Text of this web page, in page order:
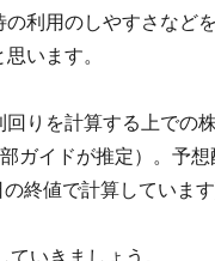
の利用のしやすさなど
思います。
りを計算する上での
ガイドが推定）。予
終値で計算していま
いきましょう。